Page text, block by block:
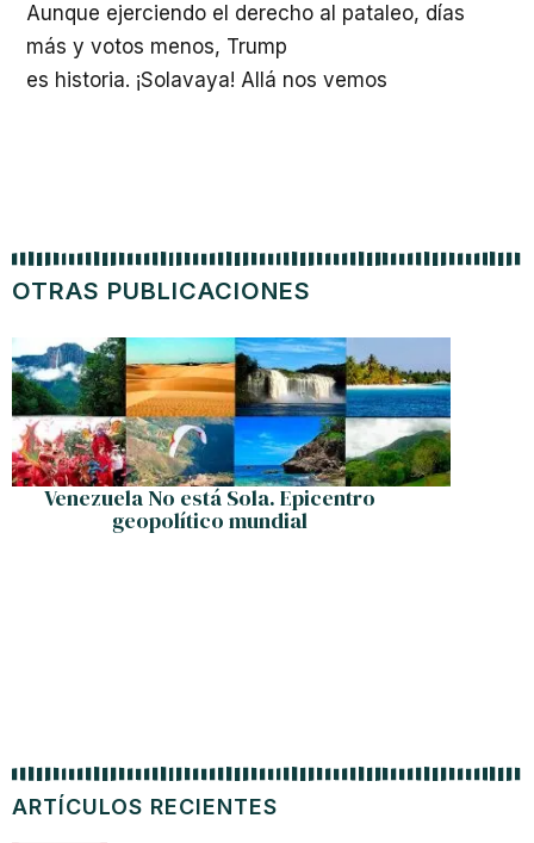
Aunque ejerciendo el derecho al pataleo, días
más y votos menos, Trump
es historia. ¡Solavaya! Allá nos vemos
ARTÍCULOS RECIENTES
OTRAS PUBLICACIONES
Venezuela No está Sola. Epicentro
geopolítico mundial